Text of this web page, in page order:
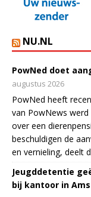
NU.NL
PowNed doet
augustus 2026
PowNed heeft
van PowNews
over een
beschuldigen de
en vernieling, deelt
Jeugddetentie
bij kantoor in